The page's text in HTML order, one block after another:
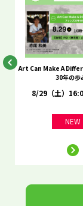
Art Can Make A
30年の歩
8/29（土）
NEW